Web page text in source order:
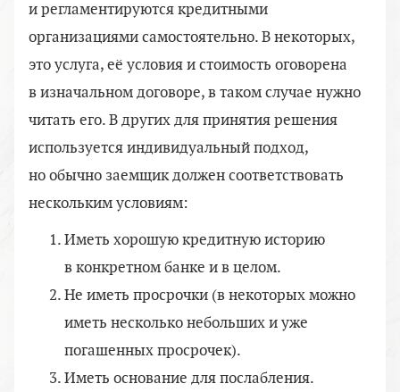
и регламентируются кредитными
организациями самостоятельно. В некоторых,
это услуга, её условия и стоимость оговорена
в изначальном договоре, в таком случае нужно
читать его. В других для принятия решения
используется индивидуальный подход,
но обычно заемщик должен соответствовать
нескольким условиям:
Иметь хорошую кредитную историю
в конкретном банке и в целом.
Не иметь просрочки (в некоторых можно
иметь несколько небольших и уже
погашенных просрочек).
Иметь основание для послабления.